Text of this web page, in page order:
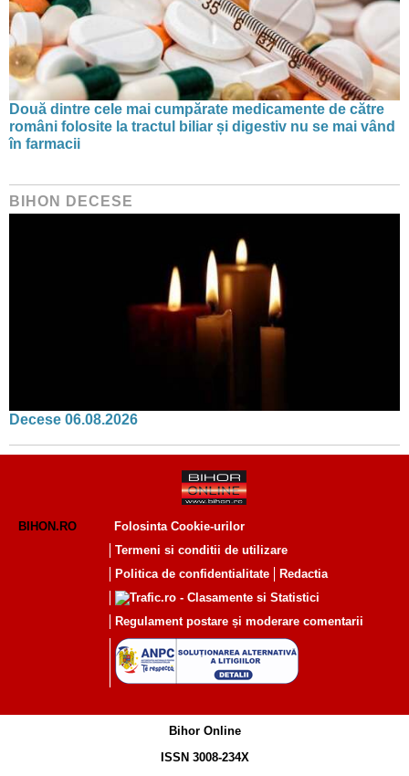
Două dintre cele mai cumpărate medicamente de către
români folosite la tractul biliar și digestiv nu se mai vând
în farmacii
BIHON DECESE
Decese 06.08.2026
BIHON.RO
Folosinta Cookie-urilor
Termeni si conditii de utilizare
Politica de confidentialitate
Redactia
Regulament postare și moderare comentarii
Bihor Online
ISSN 3008-234X